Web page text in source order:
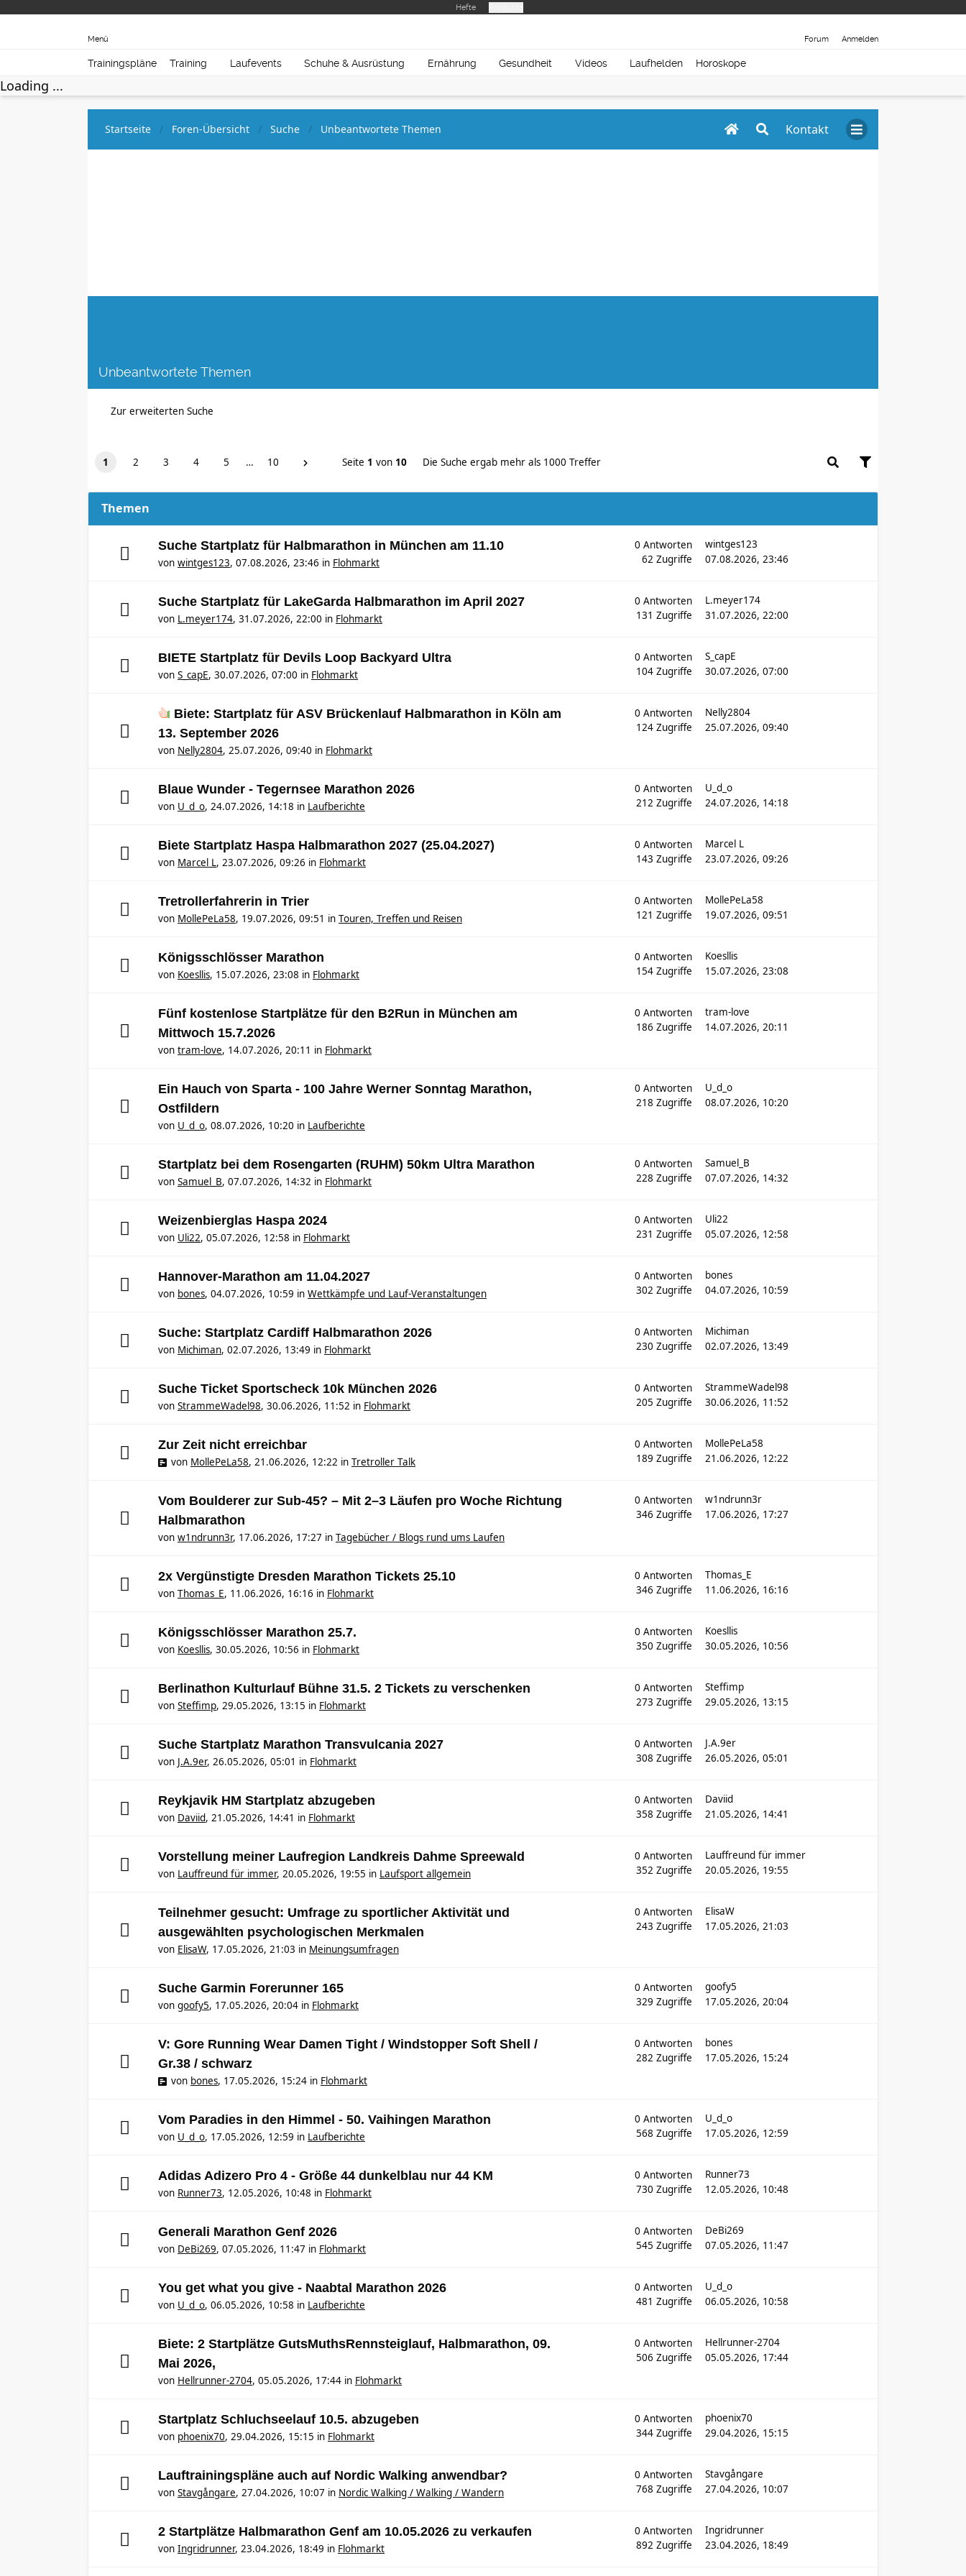
Hefte
Forum Anmelden
Menü
Trainingspläne Training Laufevents Schuhe & Ausrüstung Ernährung Gesundheit Videos Laufhelden Horoskope
Loading ...
Kontakt
Startseite Foren-Übersicht Suche Unbeantwortete Themen
Unbeantwortete Themen
Zur erweiterten Suche
1 2 3 4 5 … 10 Seite 1 von 10 Die Suche ergab mehr als 1000 Treffer
Themen
Suche Startplatz für Halbmarathon in München am 11.10
von wintges123, 07.08.2026, 23:46 in Flohmarkt
0Antworten
62Zugriffe
wintges123
07.08.2026, 23:46
Suche Startplatz für LakeGarda Halbmarathon im April 2027
von L.meyer174, 31.07.2026, 22:00 in Flohmarkt
0Antworten
131Zugriffe
L.meyer174
31.07.2026, 22:00
BIETE Startplatz für Devils Loop Backyard Ultra
von S_capE, 30.07.2026, 07:00 in Flohmarkt
0Antworten
104Zugriffe
S_capE
30.07.2026, 07:00
Biete: Startplatz für ASV Brückenlauf Halbmarathon in Köln am
13. September 2026
von Nelly2804, 25.07.2026, 09:40 in Flohmarkt
0Antworten
124Zugriffe
Nelly2804
25.07.2026, 09:40
Blaue Wunder - Tegernsee Marathon 2026
von U_d_o, 24.07.2026, 14:18 in Laufberichte
0Antworten
212Zugriffe
U_d_o
24.07.2026, 14:18
Biete Startplatz Haspa Halbmarathon 2027 (25.04.2027)
von Marcel L, 23.07.2026, 09:26 in Flohmarkt
0Antworten
143Zugriffe
Marcel L
23.07.2026, 09:26
Tretrollerfahrerin in Trier
von MollePeLa58, 19.07.2026, 09:51 in Touren, Treffen und Reisen
0Antworten
121Zugriffe
MollePeLa58
19.07.2026, 09:51
Königsschlösser Marathon
von Koesllis, 15.07.2026, 23:08 in Flohmarkt
0Antworten
154Zugriffe
Koesllis
15.07.2026, 23:08
Fünf kostenlose Startplätze für den B2Run in München am
Mittwoch 15.7.2026
von tram-love, 14.07.2026, 20:11 in Flohmarkt
0Antworten
186Zugriffe
tram-love
14.07.2026, 20:11
Ein Hauch von Sparta - 100 Jahre Werner Sonntag Marathon,
Ostfildern
von U_d_o, 08.07.2026, 10:20 in Laufberichte
0Antworten
218Zugriffe
U_d_o
08.07.2026, 10:20
Startplatz bei dem Rosengarten (RUHM) 50km Ultra Marathon
von Samuel_B, 07.07.2026, 14:32 in Flohmarkt
0Antworten
228Zugriffe
Samuel_B
07.07.2026, 14:32
Weizenbierglas Haspa 2024
von Uli22, 05.07.2026, 12:58 in Flohmarkt
0Antworten
231Zugriffe
Uli22
05.07.2026, 12:58
Hannover-Marathon am 11.04.2027
von bones, 04.07.2026, 10:59 in Wettkämpfe und Lauf-Veranstaltungen
0Antworten
302Zugriffe
bones
04.07.2026, 10:59
Suche: Startplatz Cardiff Halbmarathon 2026
von Michiman, 02.07.2026, 13:49 in Flohmarkt
0Antworten
230Zugriffe
Michiman
02.07.2026, 13:49
Suche Ticket Sportscheck 10k München 2026
von StrammeWadel98, 30.06.2026, 11:52 in Flohmarkt
0Antworten
205Zugriffe
StrammeWadel98
30.06.2026, 11:52
Zur Zeit nicht erreichbar
von MollePeLa58, 21.06.2026, 12:22 in Tretroller Talk
0Antworten
189Zugriffe
MollePeLa58
21.06.2026, 12:22
Vom Boulderer zur Sub-45? – Mit 2–3 Läufen pro Woche Richtung
Halbmarathon
von w1ndrunn3r, 17.06.2026, 17:27 in Tagebücher / Blogs rund ums Laufen
0Antworten
346Zugriffe
w1ndrunn3r
17.06.2026, 17:27
2x Vergünstigte Dresden Marathon Tickets 25.10
von Thomas_E, 11.06.2026, 16:16 in Flohmarkt
0Antworten
346Zugriffe
Thomas_E
11.06.2026, 16:16
Königsschlösser Marathon 25.7.
von Koesllis, 30.05.2026, 10:56 in Flohmarkt
0Antworten
350Zugriffe
Koesllis
30.05.2026, 10:56
Berlinathon Kulturlauf Bühne 31.5. 2 Tickets zu verschenken
von Steffimp, 29.05.2026, 13:15 in Flohmarkt
0Antworten
273Zugriffe
Steffimp
29.05.2026, 13:15
Suche Startplatz Marathon Transvulcania 2027
von J.A.9er, 26.05.2026, 05:01 in Flohmarkt
0Antworten
308Zugriffe
J.A.9er
26.05.2026, 05:01
Reykjavik HM Startplatz abzugeben
von Daviid, 21.05.2026, 14:41 in Flohmarkt
0Antworten
358Zugriffe
Daviid
21.05.2026, 14:41
Vorstellung meiner Laufregion Landkreis Dahme Spreewald
von Lauffreund für immer, 20.05.2026, 19:55 in Laufsport allgemein
0Antworten
352Zugriffe
Lauffreund für immer
20.05.2026, 19:55
Teilnehmer gesucht: Umfrage zu sportlicher Aktivität und
ausgewählten psychologischen Merkmalen
von ElisaW, 17.05.2026, 21:03 in Meinungsumfragen
0Antworten
243Zugriffe
ElisaW
17.05.2026, 21:03
Suche Garmin Forerunner 165
von goofy5, 17.05.2026, 20:04 in Flohmarkt
0Antworten
329Zugriffe
goofy5
17.05.2026, 20:04
V: Gore Running Wear Damen Tight / Windstopper Soft Shell /
Gr.38 / schwarz
von bones, 17.05.2026, 15:24 in Flohmarkt
0Antworten
282Zugriffe
bones
17.05.2026, 15:24
Vom Paradies in den Himmel - 50. Vaihingen Marathon
von U_d_o, 17.05.2026, 12:59 in Laufberichte
0Antworten
568Zugriffe
U_d_o
17.05.2026, 12:59
Adidas Adizero Pro 4 - Größe 44 dunkelblau nur 44 KM
von Runner73, 12.05.2026, 10:48 in Flohmarkt
0Antworten
730Zugriffe
Runner73
12.05.2026, 10:48
Generali Marathon Genf 2026
von DeBi269, 07.05.2026, 11:47 in Flohmarkt
0Antworten
545Zugriffe
DeBi269
07.05.2026, 11:47
You get what you give - Naabtal Marathon 2026
von U_d_o, 06.05.2026, 10:58 in Laufberichte
0Antworten
481Zugriffe
U_d_o
06.05.2026, 10:58
Biete: 2 Startplätze GutsMuthsRennsteiglauf, Halbmarathon, 09.
Mai 2026,
von Hellrunner-2704, 05.05.2026, 17:44 in Flohmarkt
0Antworten
506Zugriffe
Hellrunner-2704
05.05.2026, 17:44
Startplatz Schluchseelauf 10.5. abzugeben
von phoenix70, 29.04.2026, 15:15 in Flohmarkt
0Antworten
344Zugriffe
phoenix70
29.04.2026, 15:15
Lauftrainingspläne auch auf Nordic Walking anwendbar?
von Stavgångare, 27.04.2026, 10:07 in Nordic Walking / Walking / Wandern
0Antworten
768Zugriffe
Stavgångare
27.04.2026, 10:07
2 Startplätze Halbmarathon Genf am 10.05.2026 zu verkaufen
von Ingridrunner, 23.04.2026, 18:49 in Flohmarkt
0Antworten
892Zugriffe
Ingridrunner
23.04.2026, 18:49